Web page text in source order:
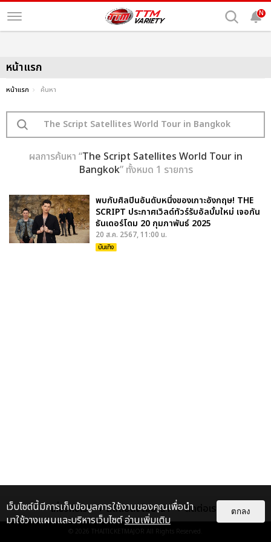
N
หน้าแรก
หน้าแรก ค้นหา
ผลการค้นหา “The Script Satellites World Tour in
Bangkok” ทั้งหมด 1 รายการ
พบกับศิลปินอันดับหนึ่งของเกาะอังกฤษ! THE
SCRIPT ประกาศเวิลด์ทัวร์รับอัลบั้มใหม่ เจอกัน
ธันเดอร์โดม 20 กุมภาพันธ์ 2025
20 ส.ค. 2567, 11:00 น.
บันเทิง
เกี่ยวกับเรา ติดต่อลงโฆษณา ติดต่อเรา
© 2026 THAITICKETMAJOR All Rights Reserved.
เว็บไซต์นี้มีการเก็บข้อมูลการใช้งานของคุณเพื่อนำ
มาใช้วางแผนและบริหารเว็บไซต์อ่านเพิ่มเติม
ตกลง